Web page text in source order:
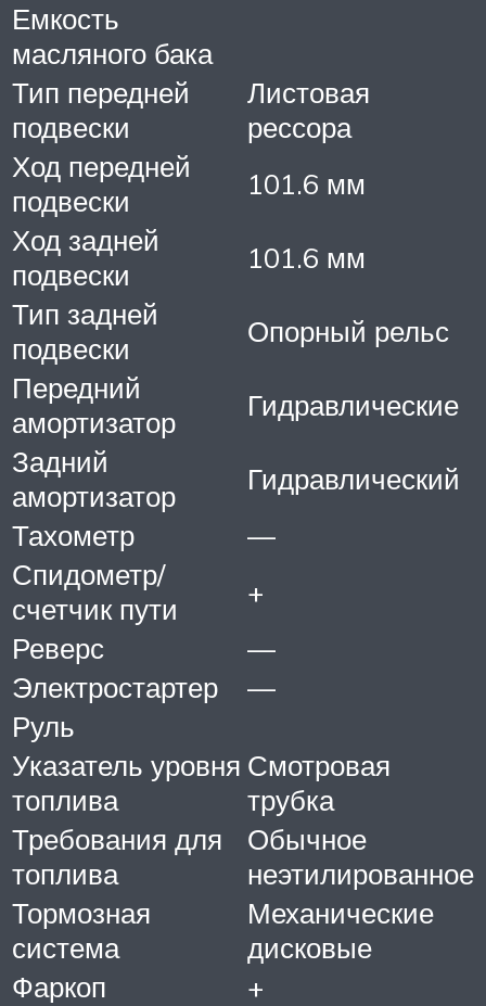
Емкость
масляного бака
Тип передней
подвески
Листовая
рессора
Ход передней
подвески
101.6 мм
Ход задней
подвески
101.6 мм
Тип задней
подвески
Опорный рельс
Передний
амортизатор
Гидравлические
Задний
амортизатор
Гидравлический
Тахометр
—
Спидометр/
счетчик пути
+
Реверс
—
Электростартер
—
Руль
Указатель уровня
топлива
Смотровая
трубка
Требования для
топлива
Обычное
неэтилированное
Тормозная
система
Механические
дисковые
Фаркоп
+